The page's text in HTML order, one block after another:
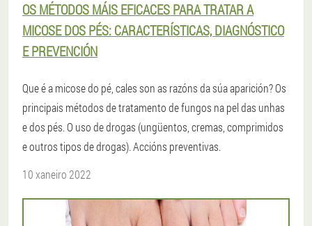
OS MÉTODOS MÁIS EFICACES PARA TRATAR A
MICOSE DOS PÉS: CARACTERÍSTICAS, DIAGNÓSTICO
E PREVENCIÓN
Que é a micose do pé, cales son as razóns da súa aparición? Os
principais métodos de tratamento de fungos na pel das unhas
e dos pés. O uso de drogas (ungüentos, cremas, comprimidos
e outros tipos de drogas). Accións preventivas.
10 xaneiro 2022